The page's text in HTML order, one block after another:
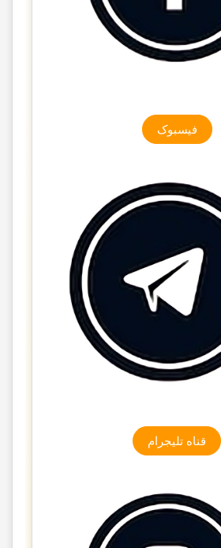
فیسبوک
قناه تلیجرام